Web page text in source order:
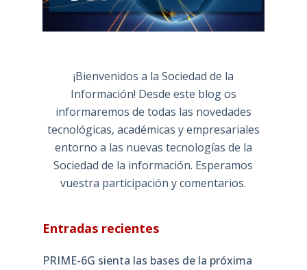
¡Bienvenidos a la Sociedad de la
Información! Desde este blog os
informaremos de todas las novedades
tecnológicas, académicas y empresariales
entorno a las nuevas tecnologías de la
Sociedad de la información. Esperamos
vuestra participación y comentarios.
Entradas recientes
PRIME-6G sienta las bases de la próxima